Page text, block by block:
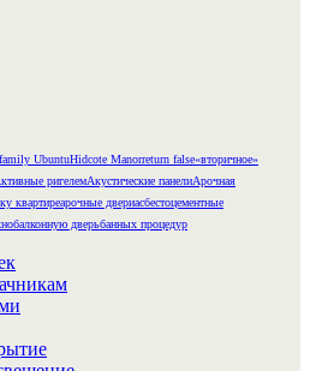
UbuntuHidcote Manorreturn false«вторичное»
ригелемАкустические панелиАрочная
квартиреарочные двериасбестоцементные
балконную дверьбанных процедур